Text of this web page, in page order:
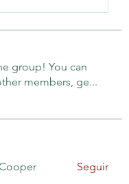
group! You can
members, ge...
Seguir